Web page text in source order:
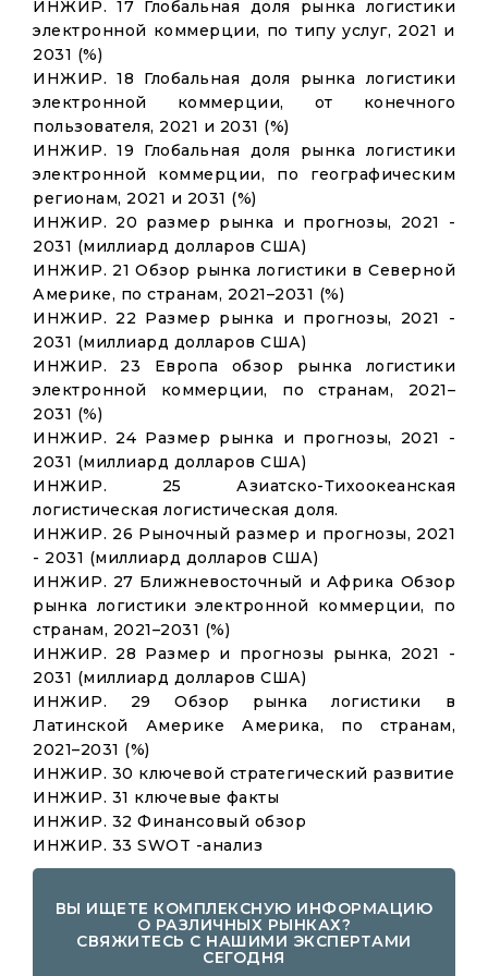
ИНЖИР. 17 Глобальная доля рынка логистики
электронной коммерции, по типу услуг, 2021 и
2031 (%)
ИНЖИР. 18 Глобальная доля рынка логистики
электронной коммерции, от конечного
пользователя, 2021 и 2031 (%)
ИНЖИР. 19 Глобальная доля рынка логистики
электронной коммерции, по географическим
регионам, 2021 и 2031 (%)
ИНЖИР. 20 размер рынка и прогнозы, 2021 -
2031 (миллиард долларов США)
ИНЖИР. 21 Обзор рынка логистики в Северной
Америке, по странам, 2021–2031 (%)
ИНЖИР. 22 Размер рынка и прогнозы, 2021 -
2031 (миллиард долларов США)
ИНЖИР. 23 Европа обзор рынка логистики
электронной коммерции, по странам, 2021–
2031 (%)
ИНЖИР. 24 Размер рынка и прогнозы, 2021 -
2031 (миллиард долларов США)
ИНЖИР. 25 Азиатско-Тихоокеанская
логистическая логистическая доля.
ИНЖИР. 26 Рыночный размер и прогнозы, 2021
- 2031 (миллиард долларов США)
ИНЖИР. 27 Ближневосточный и Африка Обзор
рынка логистики электронной коммерции, по
странам, 2021–2031 (%)
ИНЖИР. 28 Размер и прогнозы рынка, 2021 -
2031 (миллиард долларов США)
ИНЖИР. 29 Обзор рынка логистики в
Латинской Америке Америка, по странам,
2021–2031 (%)
ИНЖИР. 30 ключевой стратегический развитие
ИНЖИР. 31 ключевые факты
ИНЖИР. 32 Финансовый обзор
ИНЖИР. 33 SWOT -анализ
ВЫ ИЩЕТЕ КОМПЛЕКСНУЮ ИНФОРМАЦИЮ
О РАЗЛИЧНЫХ РЫНКАХ?
СВЯЖИТЕСЬ С НАШИМИ ЭКСПЕРТАМИ
СЕГОДНЯ